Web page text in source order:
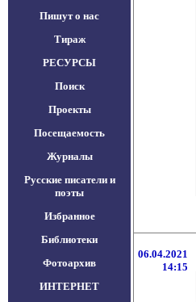
Пишут о нас
Тираж
РЕСУРСЫ
Поиск
Проекты
Посещаемость
Журналы
Русские писатели и
поэты
Избранное
Библиотеки
Фотоархив
ИНТЕРНЕТ
06.04.2021
14:15